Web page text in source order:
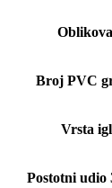
Broj PVC
Vrsta
Postotni udio